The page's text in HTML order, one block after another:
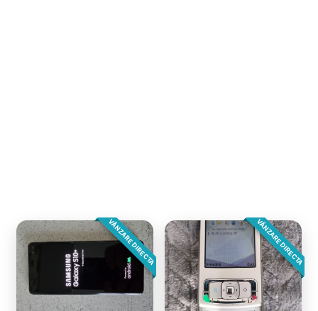
VÂNZARE DIRECTA VÂNZARE DIRECTA